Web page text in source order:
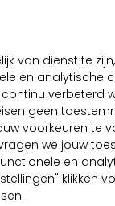
van dienst te
en analytische
verbeterd
geen
voorkeuren te
we jouw
en
klikken
-